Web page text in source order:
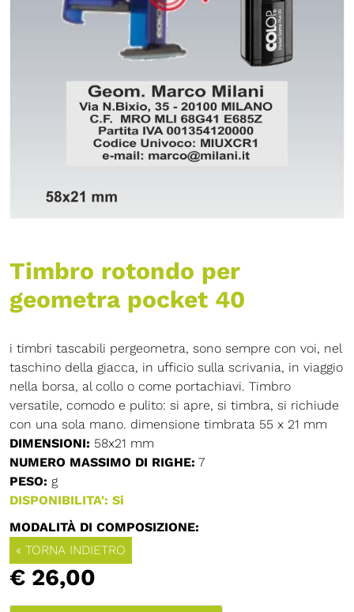
Timbro rotondo per
geometra pocket 40
i timbri tascabili pergeometra, sono sempre con voi, nel
taschino della giacca, in ufficio sulla scrivania, in viaggio
nella borsa, al collo o come portachiavi. Timbro
versatile, comodo e pulito: si apre, si timbra, si richiude
con una sola mano. dimensione timbrata 55 x 21 mm
DIMENSIONI: 58x21 mm
NUMERO MASSIMO DI RIGHE: 7
PESO: g
DISPONIBILITA': Si
MODALITÀ DI COMPOSIZIONE:
« TORNA INDIETRO
€ 26,00